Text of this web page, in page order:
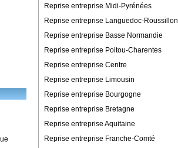
Reprise entreprise Midi-Pyrénées
Reprise entreprise Languedoc-Roussillon
Reprise entreprise Basse Normandie
Reprise entreprise Poitou-Charentes
Reprise entreprise Centre
Reprise entreprise Limousin
Reprise entreprise Bourgogne
Reprise entreprise Bretagne
Reprise entreprise Aquitaine
Reprise entreprise Franche-Comté